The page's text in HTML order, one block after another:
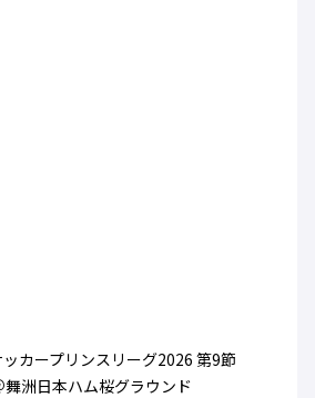
カープリンスリーグ2026 第9節
洲日本ハム桜グラウンド